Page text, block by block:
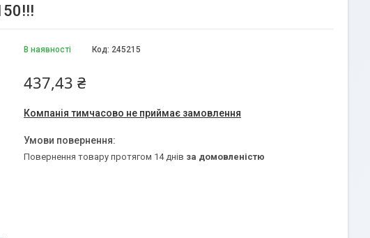
В наявності Код: 245215
437,43 ₴
Компанія тимчасово не приймає замовлення
повернення товару протягом 14 днів за домовленістю